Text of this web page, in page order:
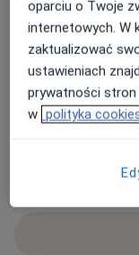
Dostępność
Pokaż
oparciu o Twoje
internetowych. W
zaktualizować
ustawieniach
prywatności stron
w polityka